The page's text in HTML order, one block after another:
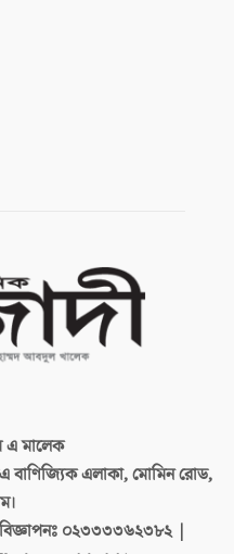
এ মালেক
বাণিজ্যিক এলাকা, মোমিন রোড,
০২৩৩৩৩৬২৩৮২ |